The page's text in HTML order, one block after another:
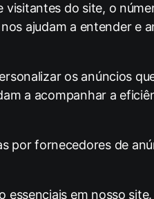
do site, o
ajudam a entender e
os anúncios
a acompanhar a
por fornecedores de
em nosso